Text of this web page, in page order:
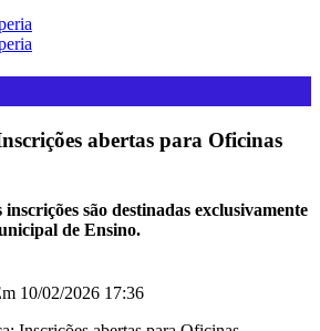
abertas para Oficinas
são destinadas exclusivamente
de Ensino.
10/02/2026 17:36